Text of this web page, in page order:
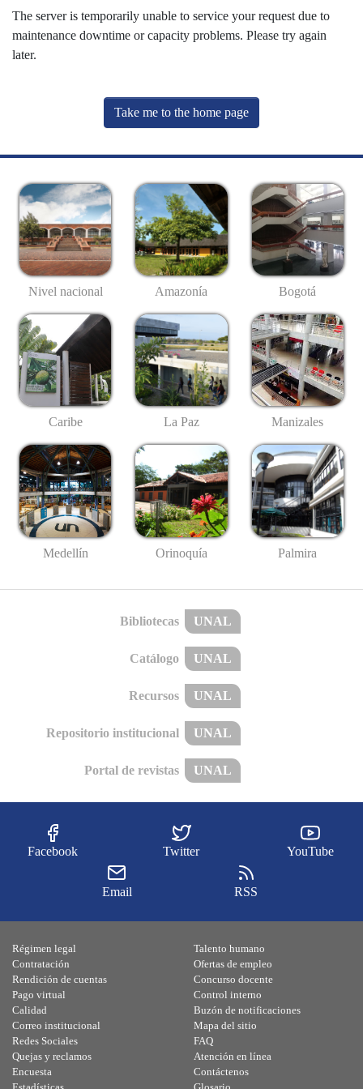
The server is temporarily unable to service your request due to
maintenance downtime or capacity problems. Please try again
later.
Take me to the home page
Nivel nacional Amazonía Bogotá
Caribe La Paz Manizales
Medellín Orinoquía Palmira
Bibliotecas UNAL
Catálogo UNAL
Recursos UNAL
Repositorio institucional UNAL
Portal de revistas UNAL
Facebook Twitter YouTube
Email RSS
Régimen legal
Contratación
Rendición de cuentas
Pago virtual
Calidad
Talento humano
Ofertas de empleo
Concurso docente
Control interno
Buzón de notificaciones
Correo institucional
Redes Sociales
Quejas y reclamos
Encuesta
Mapa del sitio
FAQ
Atención en línea
Contáctenos